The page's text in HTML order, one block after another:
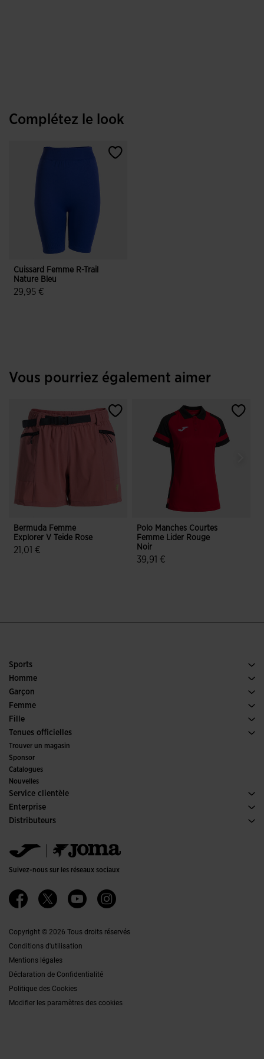
Complétez le look
Cuissard Femme R-Trail
Nature Bleu
29,95 €
Vous pourriez également aimer
Bermuda Femme
Explorer V Teide Rose
21,01 €
Polo Manches Courtes
Femme Lider Rouge
Noir
39,91 €
Sports
Running
Football
Padel
Trail Running
Homme
Chaussures Homme
Sports
Garçon
Voir tous les vêtements Garçon
Femme
Chaussures Femme
Sports
Fille
Voir tous les vêtements Fille
Tenues officielles
Football
Futsal
Comités et fédérations
Éditions Spéciales
Trouver un magasin
Sponsor
Catalogues
Nouvelles
Service clientèle
Conditions de Vente
Transport-et-livraison
FAQs
Enterprise
Histoire
Canal éthique
Politique de qualité et d'environnement
Emplois
Ethics Channel
Distributeurs
Jomanet
Service Marketing
Contacter
Suivez-nous sur les réseaux sociaux
Copyright © 2026 Tous droits réservés
Conditions d'utilisation
Mentions légales
Déclaration de Confidentialité
Politique des Cookies
Modifier les paramètres des cookies